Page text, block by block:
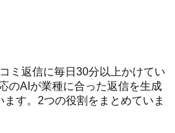
ミ返信に毎日30分以上かけてい
のAIが業種に合った返信を生成
す。2つの役割をまとめていま